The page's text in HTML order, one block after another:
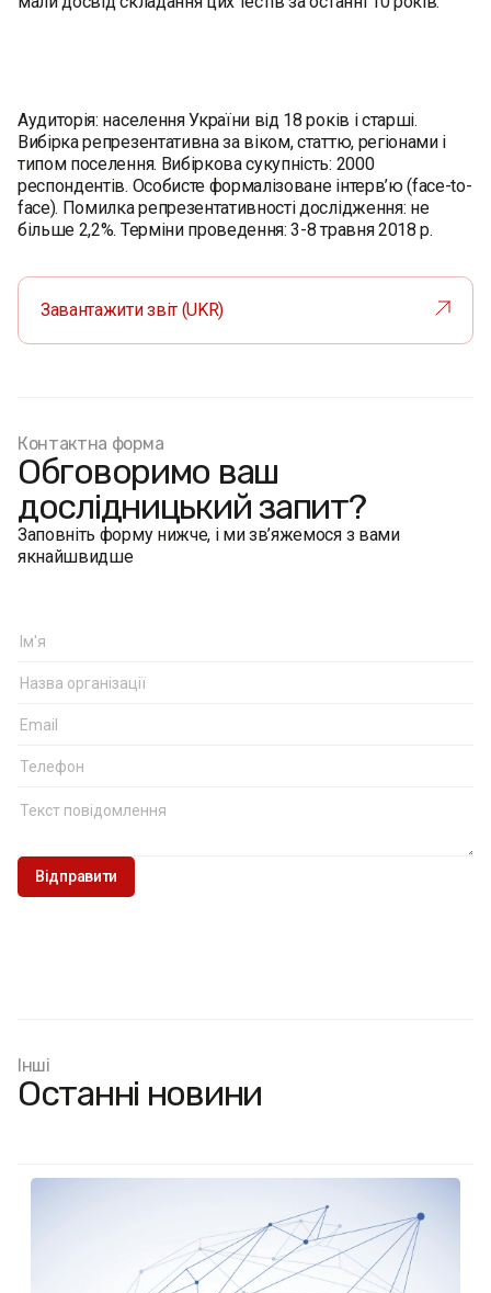
Аудиторія: населення України від 18 років і старші.
Вибірка репрезентативна за віком, статтю, регіонами і
типом поселення. Вибіркова сукупність: 2000
респондентів. Особисте формалізоване інтерв’ю (face-to-
face). Помилка репрезентативності дослідження: не
більше 2,2%. Терміни проведення: 3-8 травня 2018 р.
Завантажити звіт (UKR)
Контактна форма
Обговоримо ваш
дослідницький запит?
Заповніть форму нижче, і ми зв’яжемося з вами
якнайшвидше
Інші
Останні новини